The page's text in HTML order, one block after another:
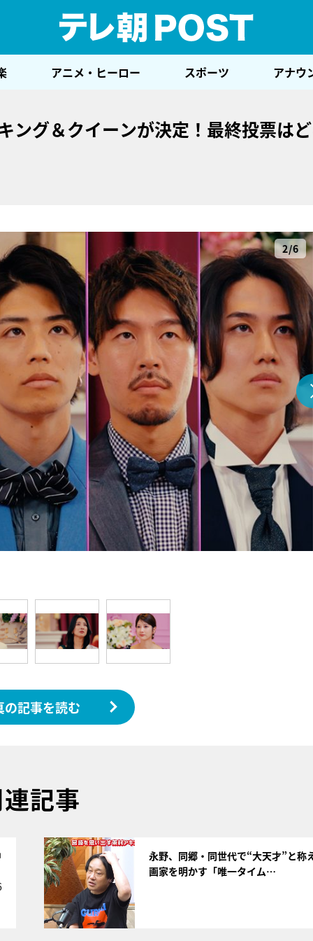
アニメ・ヒーロー スポーツ アナウ
ング＆クイーンが決定！最終投票は
2/6
の記事を読む
記事
永野、同郷・同世代で“大天才”と称
画家を明かす「唯一タイム…
『アイ＝ラブ！げーみん
E齋藤樹愛羅＆佐々木舞
ビュー